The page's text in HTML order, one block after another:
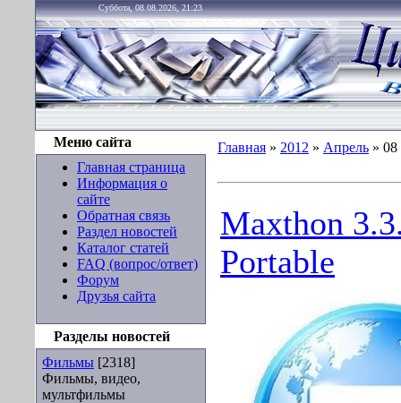
Суббота, 08.08.2026, 21:23
Меню сайта
Главная страница
Информация о
сайте
Обратная связь
Раздел новостей
Каталог статей
FAQ (вопрос/ответ)
Форум
Друзья сайта
Разделы новостей
Фильмы [2318]
Фильмы, видео,
мультфильмы
Главная » 2012 » Апрель » 08
Maxthon
Portable